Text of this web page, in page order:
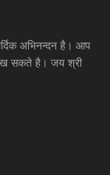
अभिनन्दन है। आप
देख सकते है। जय श्री